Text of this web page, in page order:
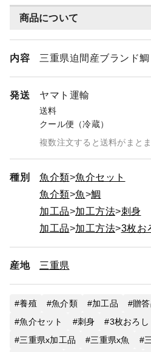
商品について
内容 三重県迫間産ブラン
発送 ヤマト運輸
送料
クール便（冷蔵）
複数注文すると送料がまとま
種別 魚介類 魚介セット
魚介類 魚
鯛
加工品
加工方法 刺身
加工品
加工方法 3枚お
産地 三重県
養殖 魚介類 加工品 贈
魚介セット
刺身 3枚おろし
三重県x加工品
三重県x魚